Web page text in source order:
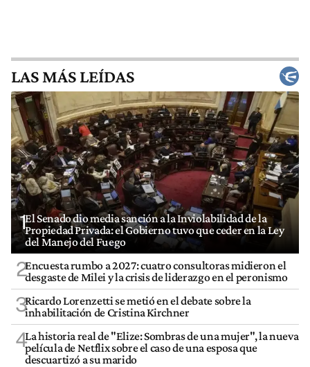
LAS MÁS LEÍDAS
1El Senado dio media sanción a la Inviolabilidad de la
Propiedad Privada: el Gobierno tuvo que ceder en la Ley
del Manejo del Fuego
2Encuesta rumbo a 2027: cuatro consultoras midieron el
desgaste de Milei y la crisis de liderazgo en el peronismo
3Ricardo Lorenzetti se metió en el debate sobre la
inhabilitación de Cristina Kirchner
4La historia real de "Elize: Sombras de una mujer", la nueva
película de Netflix sobre el caso de una esposa que
descuartizó a su marido